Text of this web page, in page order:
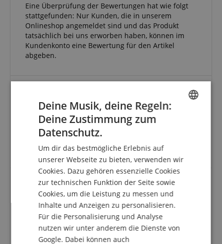
Eine Überprüfung der Bewertungen hat wie folgt
stattgefunden: Nur Kunden, die in unserem
Onlineshop angemeldet sind und das Produkt
tatsächlich bei uns erworben haben, können im
Kundenkonto eine Bewertung für den Artikel
abgeben.
Gute Qualität
Bewertung vonSimon van dervom 29.06.2025
verifizierter Kauf
Innenfutter !
Nicht ganz zufrieden...
Bewertung von Torstenvom 30.04.2025
verifizierter Kauf
Ich habe mir zu meiner "Fender Stratocaster Tom
FRENCH
ITALIAN
SPANISH
Deine Musik, deine Regeln:
Deine Zustimmung zum
Datenschutz.
Um dir das bestmögliche Erlebnis auf
unserer Webseite zu bieten, verwenden wir
Cookies. Dazu gehören essenzielle Cookies
zur technischen Funktion der Seite sowie
Cookies, um die Leistung zu messen und
Inhalte und Anzeigen zu personalisieren.
Für die Personalisierung und Analyse
nutzen wir unter anderem die Dienste von
Google. Dabei können auch